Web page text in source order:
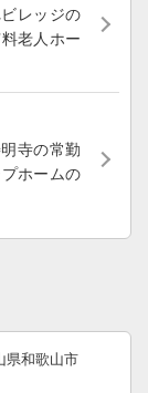
レッジの
老人ホー
寺の常勤
ホームの
県和歌山市